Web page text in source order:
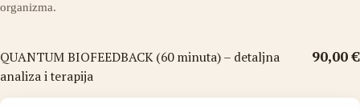
organizma.
QUANTUM BIOFEEDBACK (60 minuta) – detaljna
analiza i terapija
90,00 €